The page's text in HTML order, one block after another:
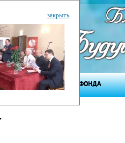
ДЕЯТЕЛЬНОСТЬ ФОНДА
закрыть